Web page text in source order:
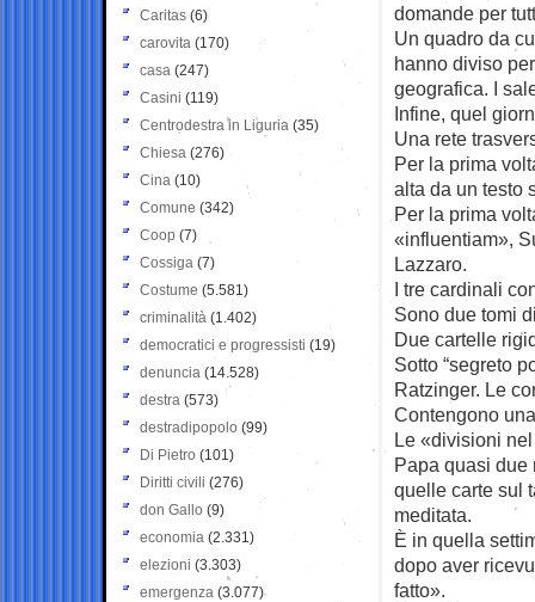
domande per
Un quadro da
hanno diviso
geografica. I
Infine, quel
Una rete
Per la prima
alta da un testo
Per la prima
«influentiam»,
Lazzaro.
I tre cardinali
Sono due tomi
Due cartelle
Sotto “segreto
Ratzinger. Le
Contengono
Le «divisioni
Papa quasi due
quelle carte sul
meditata.
È in quella
dopo aver
fatto».
Caritas (6)
carovita (170)
casa (247)
Casini (119)
Centrodestra in Liguria (35)
Chiesa (276)
Cina (10)
Comune (342)
Coop (7)
Cossiga (7)
Costume (5.581)
criminalità (1.402)
democratici e progressisti (19)
denuncia (14.528)
destra (573)
destradipopolo (99)
Di Pietro (101)
Diritti civili (276)
don Gallo (9)
economia (2.331)
elezioni (3.303)
emergenza (3.077)